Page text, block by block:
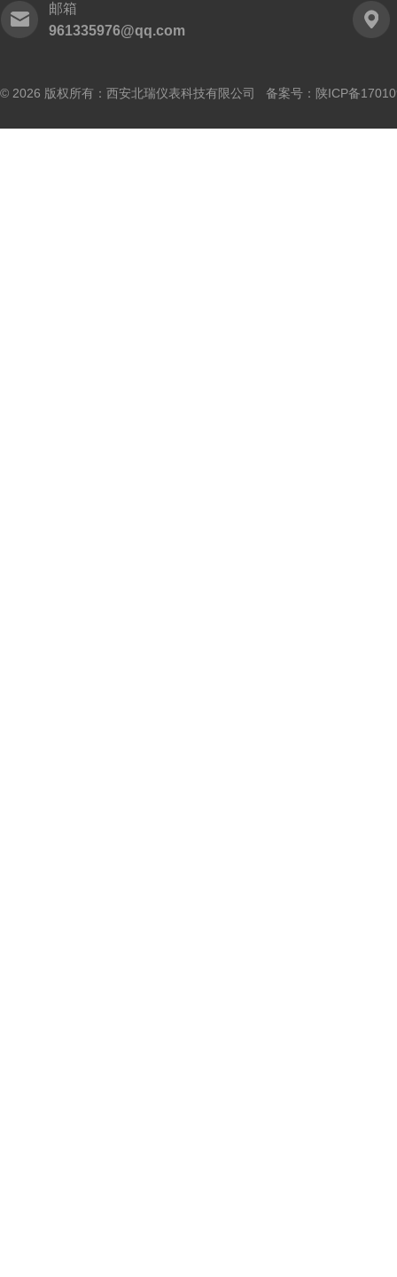
邮箱
961335976@qq.com
© 2026 版权所有：西安北瑞仪表科技有限公司 备案号： 陕ICP备